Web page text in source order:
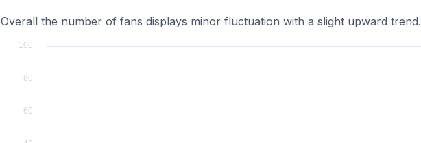
Overall the number of fans displays minor fluctuation with a slight upward trend.